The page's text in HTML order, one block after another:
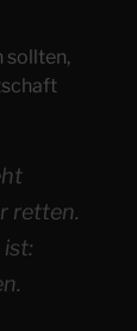
sollten,
retten.